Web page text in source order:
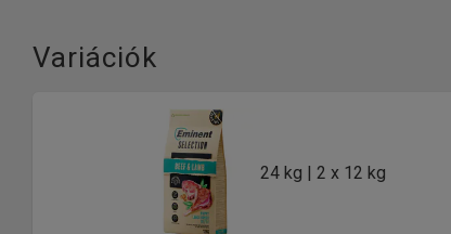
Variációk
24 kg | 2 x 12 kg